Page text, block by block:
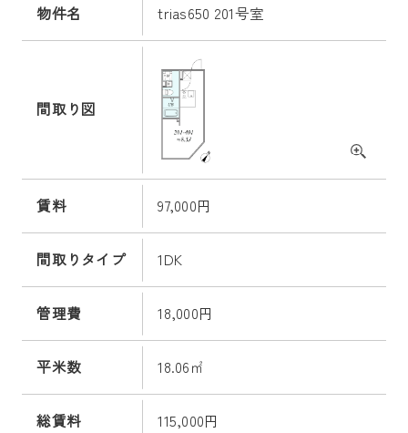
物件名 trias650 201号室
間取り図
賃料 97,000円
間取りタイプ 1DK
管理費 18,000円
平米数 18.06㎡
総賃料 115,000円